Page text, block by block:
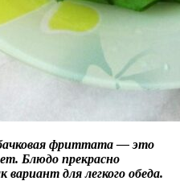
фриттата — это
Блюдо прекрасно
для легкого обеда.